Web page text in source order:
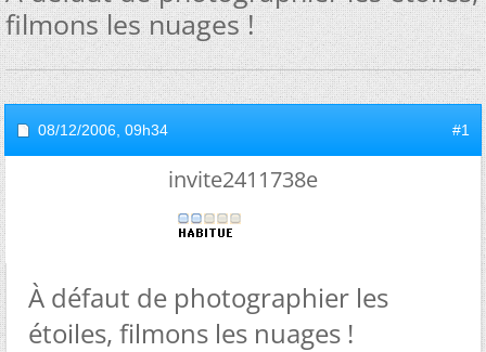
filmons les nuages !
08/12/2006, 09h34 #1
invite2411738e
À défaut de photographier les
étoiles, filmons les nuages !